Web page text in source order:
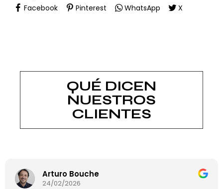
Facebook
Pinterest WhatsApp X
QUÉ DICEN
NUESTROS
CLIENTES
Arturo Bouche
24/02/2026